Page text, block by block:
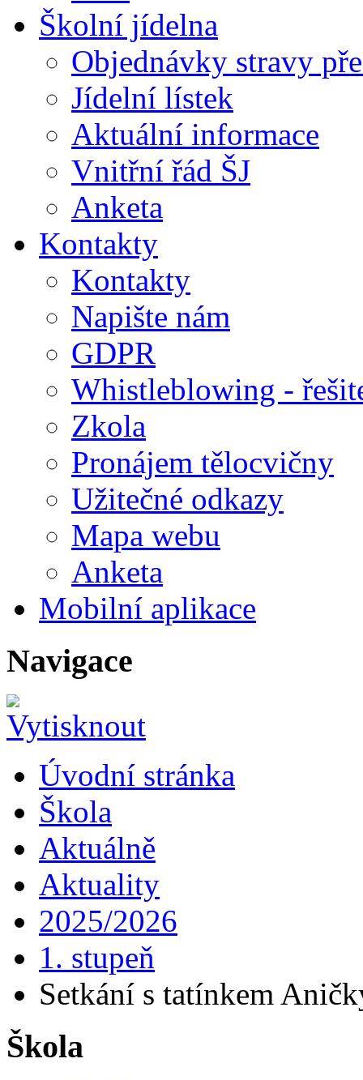
Školní jídelna
Objednávky stravy
Jídelní lístek
Aktuální informace
Vnitřní řád ŠJ
Anketa
Kontakty
Kontakty
Napište nám
GDPR
Whistleblowing -
Zkola
Pronájem tělocvičny
Užitečné odkazy
Mapa webu
Anketa
Mobilní aplikace
Navigace
Úvodní stránka
Škola
Aktuálně
Aktuality
2025/2026
1. stupeň
Setkání s tatínkem
Škola